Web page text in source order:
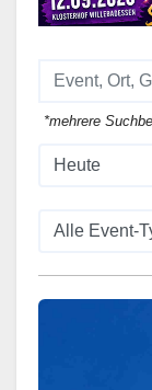
*mehrere